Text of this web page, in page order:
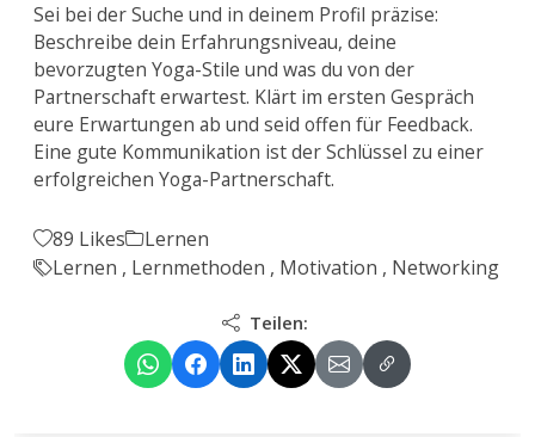
Sei bei der Suche und in deinem Profil präzise:
Beschreibe dein Erfahrungsniveau, deine
bevorzugten Yoga-Stile und was du von der
Partnerschaft erwartest. Klärt im ersten Gespräch
eure Erwartungen ab und seid offen für Feedback.
Eine gute Kommunikation ist der Schlüssel zu einer
erfolgreichen Yoga-Partnerschaft.
89 Likes
Lernen
Lernen , Lernmethoden , Motivation , Networking
Teilen: